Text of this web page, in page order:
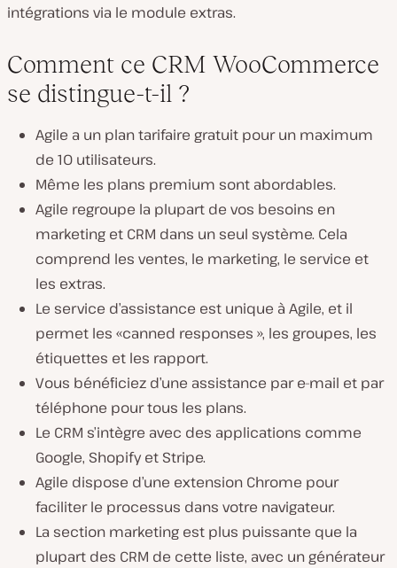
intégrations via le module extras.
Comment ce CRM WooCommerce
se distingue-t-il ?
Agile a un plan tarifaire gratuit pour un maximum
de 10 utilisateurs.
Même les plans premium sont abordables.
Agile regroupe la plupart de vos besoins en
marketing et CRM dans un seul système. Cela
comprend les ventes, le marketing, le service et
les extras.
Le service d’assistance est unique à Agile, et il
permet les «canned responses », les groupes, les
étiquettes et les rapport.
Vous bénéficiez d’une assistance par e-mail et par
téléphone pour tous les plans.
Le CRM s’intègre avec des applications comme
Google, Shopify et Stripe.
Agile dispose d’une extension Chrome pour
faciliter le processus dans votre navigateur.
La section marketing est plus puissante que la
plupart des CRM de cette liste, avec un générateur